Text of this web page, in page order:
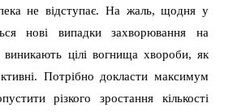
не відступає. На жаль, щодня у
нові випадки захворювання на
цілі вогнища хвороби, як
Потрібно докласти максимум
різкого зростання кількості